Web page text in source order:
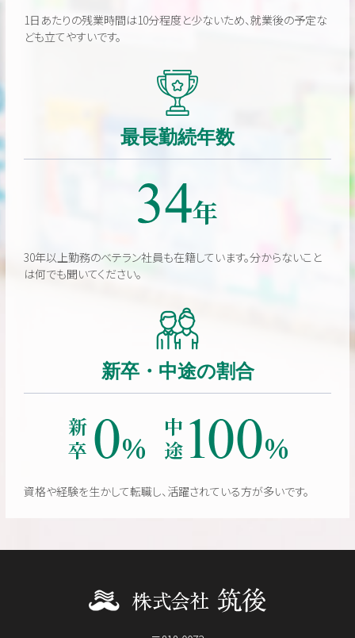
1日あたりの残業時間は10分程度と少ないため、就業後の予定な
ども立てやすいです。
最長勤続年数
30年以上勤務のベテラン社員も在籍しています。分からないこと
は何でも聞いてください。
新卒・中途の割合
資格や経験を生かして転職し、活躍されている方が多いです。